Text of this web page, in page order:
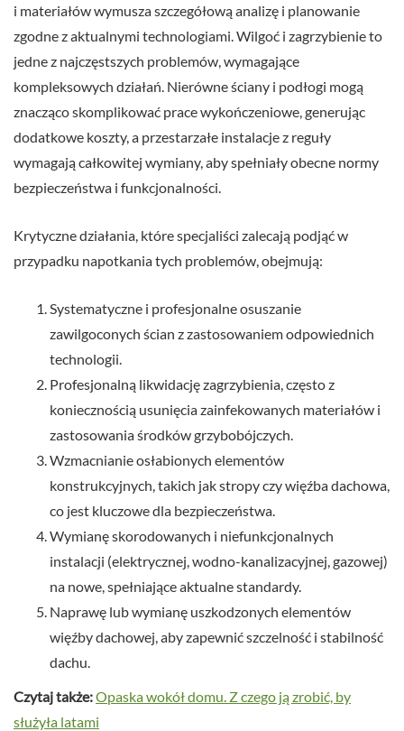
i materiałów wymusza szczegółową analizę i planowanie
zgodne z aktualnymi technologiami. Wilgoć i zagrzybienie to
jedne z najczęstszych problemów, wymagające
kompleksowych działań. Nierówne ściany i podłogi mogą
znacząco skomplikować prace wykończeniowe, generując
dodatkowe koszty, a przestarzałe instalacje z reguły
wymagają całkowitej wymiany, aby spełniały obecne normy
bezpieczeństwa i funkcjonalności.
Krytyczne działania, które specjaliści zalecają podjąć w
przypadku napotkania tych problemów, obejmują:
Systematyczne i profesjonalne osuszanie
zawilgoconych ścian z zastosowaniem odpowiednich
technologii.
Profesjonalną likwidację zagrzybienia, często z
koniecznością usunięcia zainfekowanych materiałów i
zastosowania środków grzybobójczych.
Wzmacnianie osłabionych elementów
konstrukcyjnych, takich jak stropy czy więźba dachowa,
co jest kluczowe dla bezpieczeństwa.
Wymianę skorodowanych i niefunkcjonalnych
instalacji (elektrycznej, wodno-kanalizacyjnej, gazowej)
na nowe, spełniające aktualne standardy.
Naprawę lub wymianę uszkodzonych elementów
więźby dachowej, aby zapewnić szczelność i stabilność
dachu.
Czytaj także:Opaska wokół domu. Z czego ją zrobić, by
służyła latami